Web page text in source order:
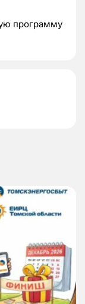
программу